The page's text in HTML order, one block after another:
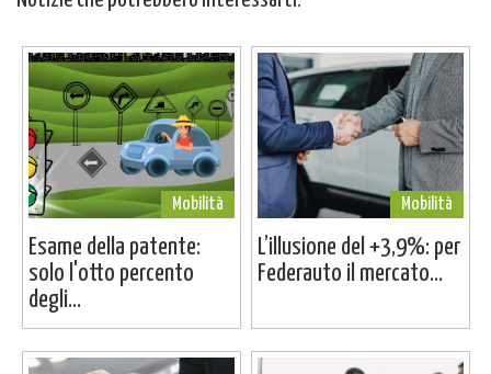
Mobilità
Esame della patente:
solo l'otto percento
degli...
Mobilità
L’illusione del +3,9%: per
Federauto il mercato...